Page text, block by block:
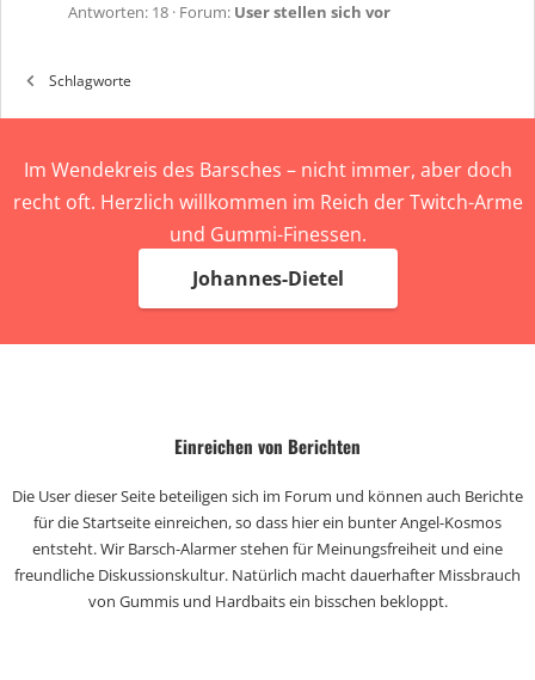
Antworten: 18 Forum: User stellen sich vor
Schlagworte
Im Wendekreis des Barsches – nicht immer, aber doch
recht oft. Herzlich willkommen im Reich der Twitch-Arme
und Gummi-Finessen.
Johannes-Dietel
Einreichen von Berichten
Die User dieser Seite beteiligen sich im Forum und können auch Berichte
für die Startseite einreichen, so dass hier ein bunter Angel-Kosmos
entsteht. Wir Barsch-Alarmer stehen für Meinungsfreiheit und eine
freundliche Diskussionskultur. Natürlich macht dauerhafter Missbrauch
von Gummis und Hardbaits ein bisschen bekloppt.